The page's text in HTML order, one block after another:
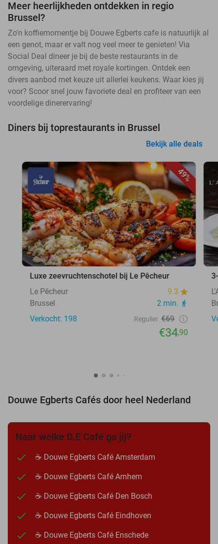
Meer heerlijkheden ontdekken in regio
Brussel?
Zo'n koffiemomentje bij Douwe Egberts cafe is natuurlijk al
een genot, maar er valt nog veel meer te genieten! Via
Social Deal dineer je bij de beste restaurants in de
omgeving, uiteraard met royale kortingen. Ontdek een
divers aanbod met keuze uit allerlei keukens. Waar kies jij
voor? Scoor snel jouw favoriete deal en profiteer van een
voordelige dinerervaring!
Diners bij toprestaurants in Brussel
Bekijk alle deals
49%
Luxe zeevruchtenschotel bij Le Pêcheur
Le Pêcheur
9.3
Brussel
2 min.
Verkocht: 198
Regulier €69
€34,90
Douwe Egberts Cafés door heel Nederland
Naar welke D.E Café ga jij?
☕ Douwe Egberts Café Amsterdam
☕ Douwe Egberts Café Arnhem
☕ Douwe Egberts Café Den Bosch
☕ Douwe Egberts Café Eindhoven
☕ Douwe Egberts Café Enschede